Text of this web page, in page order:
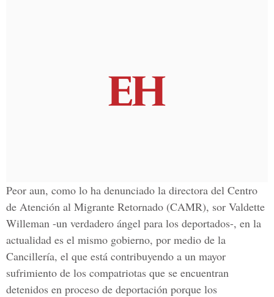
Peor aun, como lo ha denunciado la directora del Centro
de Atención al Migrante Retornado (CAMR), sor Valdette
Willeman -un verdadero ángel para los deportados-, en la
actualidad es el mismo gobierno, por medio de la
Cancillería, el que está contribuyendo a un mayor
sufrimiento de los compatriotas que se encuentran
detenidos en proceso de deportación porque los